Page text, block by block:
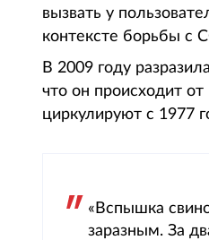
вызвать у
контексте борьбы с
В 2009 году
что он происходит
циркулируют с 1977
«Вспышка
заразным. За